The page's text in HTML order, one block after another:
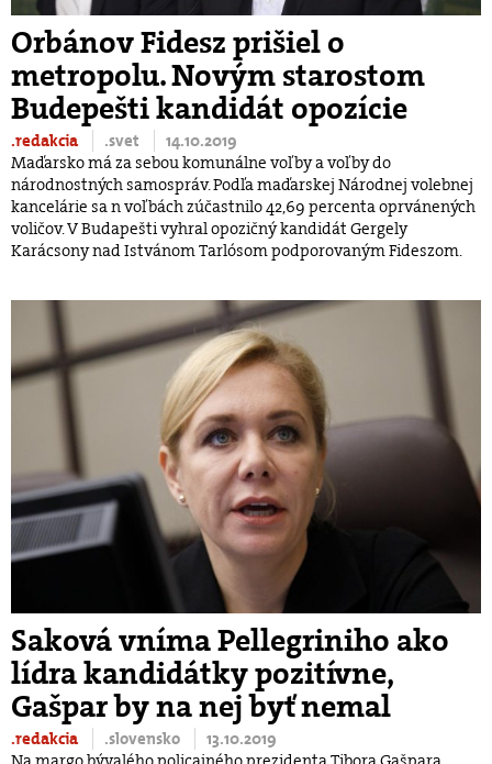
Orbánov Fidesz prišiel o
metropolu. Novým starostom
Budepešti kandidát opozície
.redakcia .svet
14.10.2019
Maďarsko má za sebou komunálne voľby a voľby do
národnostných samospráv. Podľa maďarskej Národnej volebnej
kancelárie sa n voľbách zúčastnilo 42,69 percenta oprvánených
voličov. V Budapešti vyhral opozičný kandidát Gergely
Karácsony nad Istvánom Tarlósom podporovaným Fideszom.
Saková vníma Pellegriniho ako
lídra kandidátky pozitívne,
Gašpar by na nej byť nemal
.redakcia .slovensko
13.10.2019